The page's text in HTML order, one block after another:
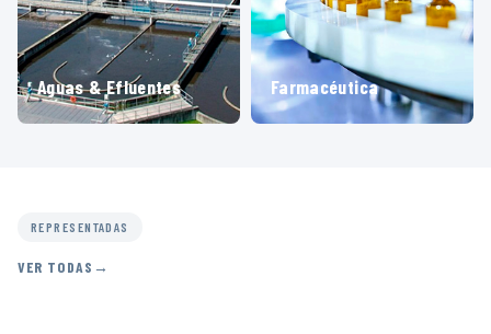
Aguas & Efluentes Farmacéutica
REPRESENTADAS
VER TODAS